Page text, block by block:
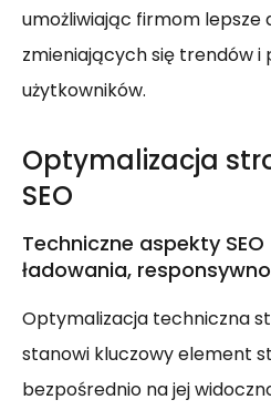
umożliwiając firmom lepsze
zmieniających się trendów i
użytkowników.
Optymalizacja
SEO
Techniczne aspekty
ładowania,
Optymalizacja techniczna
stanowi kluczowy element
bezpośrednio na jej